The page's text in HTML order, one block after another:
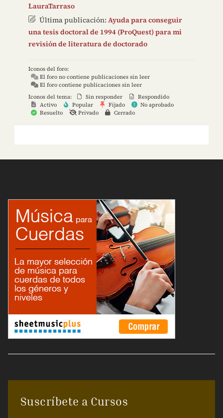
LauraTarraso
Última publicación: Ayuda para conseguir
una tesis doctoral de 1994 (ProQuest) para mi
revisión de literatura de doctorado
Iconos del foro:
El foro no contiene publicaciones sin leer
El foro contiene publicaciones sin leer
Iconos del tema:
Sin responder
Respondido
Activo
Popular Fijado
No aprobado
Resuelto
Privado Cerrado
Suscríbete a Cursos